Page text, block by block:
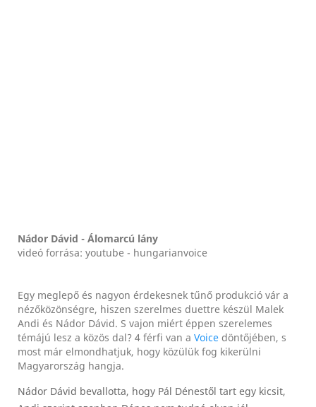
Nádor Dávid - Álomarcú lány
videó forrása: youtube - hungarianvoice
Egy meglepő és nagyon érdekesnek tűnő produkció vár a
nézőközönségre, hiszen szerelmes duettre készül Malek
Andi és Nádor Dávid. S vajon miért éppen szerelemes
témájú lesz a közös dal? 4 férfi van a Voicedöntőjében, s
most már elmondhatjuk, hogy közülük fog kikerülni
Magyarország hangja.
Nádor Dávid bevallotta, hogy Pál Dénestől tart egy kicsit,